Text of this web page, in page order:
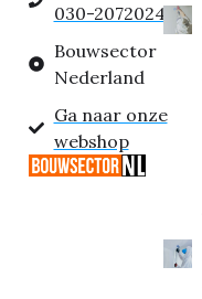
030-2072024
Bouwsector
Nederland
Ga naar onze
webshop